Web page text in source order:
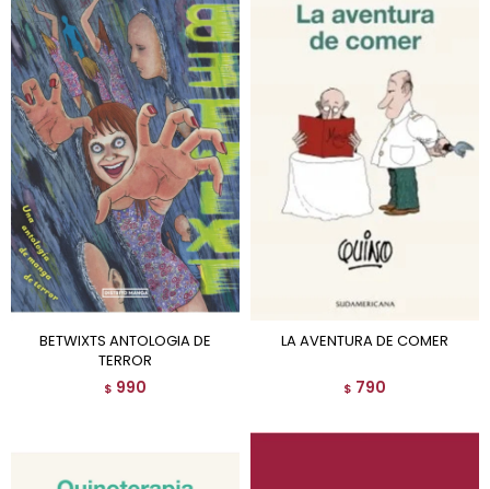
BETWIXTS ANTOLOGIA DE
TERROR
$ 990
LA AVENTURA DE COMER
$ 790